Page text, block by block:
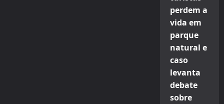
perdem a
vida em
parque
natural e
caso
levanta
debate
sobre